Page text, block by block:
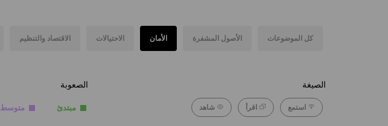
كل الموضوعات الأصول المشفرة الأمان الاحتيالات الاقتصاد والتنظيم
الصيغة
استمع اقرأ شاهد
الصعوبة
مبتدئ متوسط